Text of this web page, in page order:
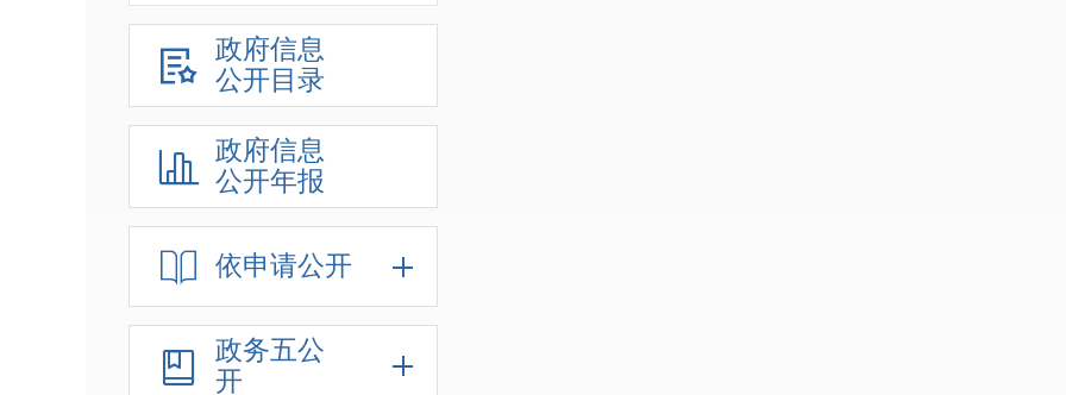
政府信息
公开目录
政府信息
公开年报
依申请公开
政务五公
开